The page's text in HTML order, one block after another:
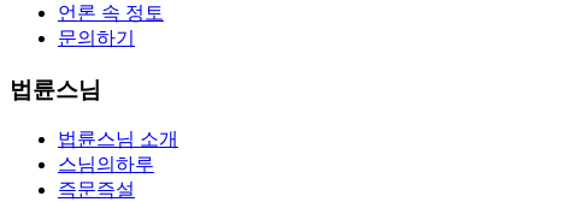
언론 속 정토
문의하기
법륜스님
법륜스님 소개
스님의하루
즉문즉설